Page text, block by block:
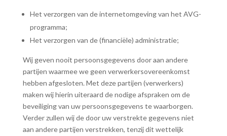
Het verzorgen van de internetomgeving van het AVG-
programma;
Het verzorgen van de (financiële) administratie;
Wij geven nooit persoonsgegevens door aan andere
partijen waarmee we geen verwerkersovereenkomst
hebben afgesloten. Met deze partijen (verwerkers)
maken wij hierin uiteraard de nodige afspraken om de
beveiliging van uw persoonsgegevens te waarborgen.
Verder zullen wij de door uw verstrekte gegevens niet
aan andere partijen verstrekken, tenzij dit wettelijk